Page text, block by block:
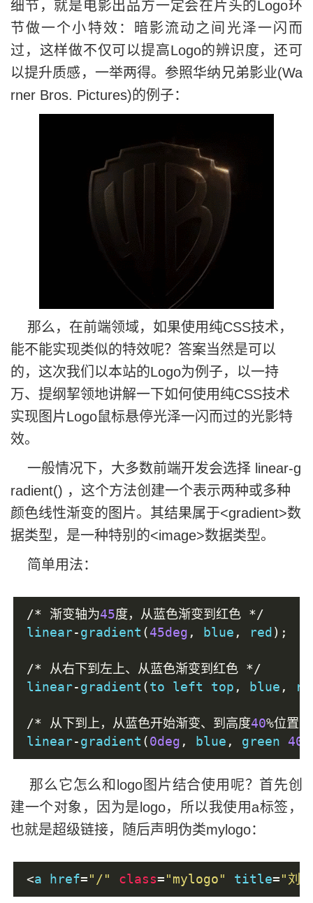
细节，就是电影出品方一定会在片头的Logo环
节做一个小特效：暗影流动之间光泽一闪而
过，这样做不仅可以提高Logo的辨识度，还可
以提升质感，一举两得。参照华纳兄弟影业(Wa
rner Bros. Pictures)的例子：
那么，在前端领域，如果使用纯CSS技术，
能不能实现类似的特效呢？答案当然是可以
的，这次我们以本站的Logo为例子，以一持
万、提纲挈领地讲解一下如何使用纯CSS技术
实现图片Logo鼠标悬停光泽一闪而过的光影特
效。
一般情况下，大多数前端开发会选择 linear-g
radient() ，这个方法创建一个表示两种或多种
颜色线性渐变的图片。其结果属于<gradient>数
据类型，是一种特别的<image>数据类型。
简单用法：
/* 渐变轴为45度，从蓝色渐变到红色 */
linear-gradient (45deg , blue , red );
/* 从右下到左上、从蓝色渐变到红色 */
linear-gradient (to left top , blue ,
/* 从下到上，从蓝色开始渐变、到高度40%位置
linear-gradient (0deg , blue , green 40
那么它怎么和logo图片结合使用呢？首先创
建一个对象，因为是logo，所以我使用a标签，
也就是超级链接，随后声明伪类mylogo：
<a href="/" class="mylogo" title="刘